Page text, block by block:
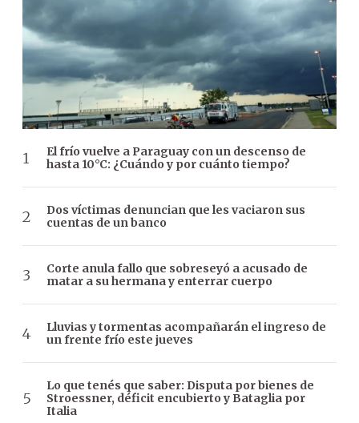
El frío vuelve a Paraguay con un descenso de
hasta 10°C: ¿Cuándo y por cuánto tiempo?
Dos víctimas denuncian que les vaciaron sus
cuentas de un banco
Corte anula fallo que sobreseyó a acusado de
matar a su hermana y enterrar cuerpo
Lluvias y tormentas acompañarán el ingreso de
un frente frío este jueves
Lo que tenés que saber: Disputa por bienes de
Stroessner, déficit encubierto y Bataglia por
Italia